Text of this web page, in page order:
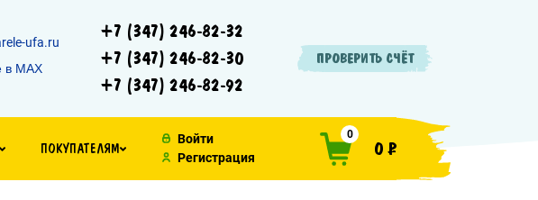
ufa.ru
в MAX
+7 (347) 246-82-32
+7 (347) 246-82-30
+7 (347) 246-82-92
ПРОВЕРИТЬ СЧЁТ
ПОКУПАТЕЛЯМ
Войти
Регистрация
0
0 ₽